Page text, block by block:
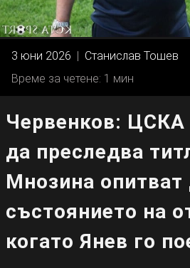
3 юни 2026 | Станислав Тошев
Време за четене: 1 мин
Червенков: ЦСКА
да преследва
Мнозина опитват
състоянието на
когато Янев го